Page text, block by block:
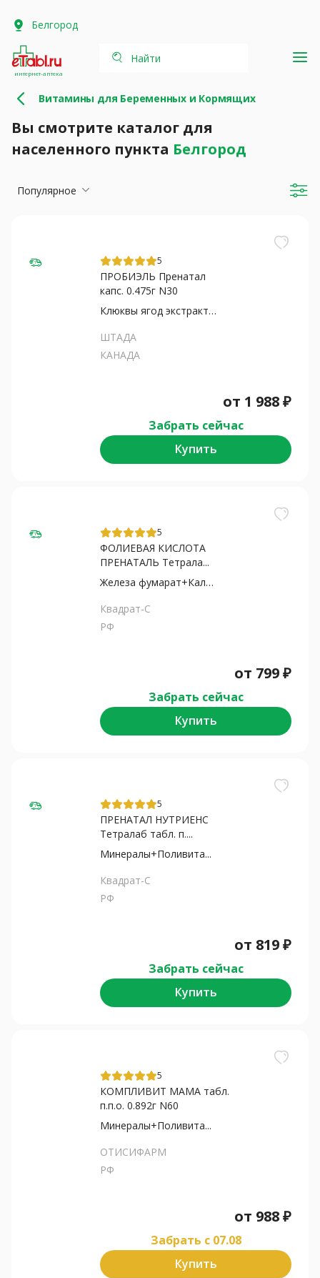
Белгород
интернет-аптека
Найти
Витамины для Беременных и Кормящих
Вы смотрите каталог для
населенного пункта Белгород
Популярное
5
ПРОБИЭЛЬ Пренатал
капс. 0.475г N30
Клюквы ягод экстракт+Лактобак...
ШТАДА
КАНАДА
от 1 988₽
Забрать сейчас
Купить
5
ФОЛИЕВАЯ КИСЛОТА
ПРЕНАТАЛЬ Тетрала...
Железа фумарат+Калия йодид+Фолиевая...
Квадрат-С
РФ
от 799₽
Забрать сейчас
Купить
5
ПРЕНАТАЛ НУТРИЕНС
Тетралаб табл. п....
Минералы+Поливита...
Квадрат-С
РФ
от 819₽
Забрать сейчас
Купить
5
КОМПЛИВИТ МАМА табл.
п.п.о. 0.892г N60
Минералы+Поливита...
ОТИСИФАРМ
РФ
от 988₽
Забрать c 07.08
Купить